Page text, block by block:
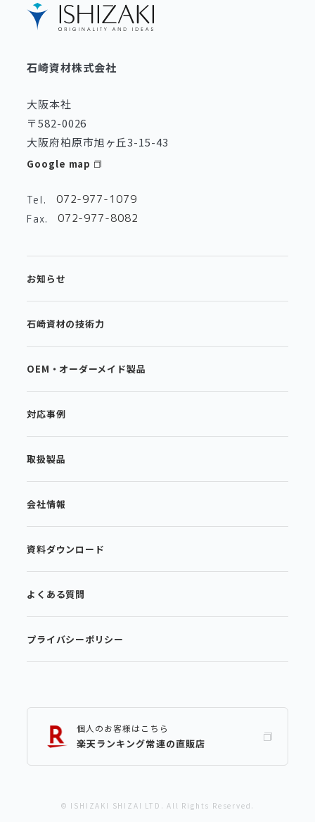
石崎資材株式会社
大阪本社
〒582-0026
大阪府柏原市旭ヶ丘3-15-43
Google map
Tel. 072-977-1079
Fax. 072-977-8082
お知らせ
石崎資材の技術力
OEM・オーダーメイド製品
対応事例
取扱製品
会社情報
資料ダウンロード
よくある質問
プライバシーポリシー
個人のお客様はこちら
楽天ランキング常連の直販店
© ISHIZAKI SHIZAI LTD. All Rights Reserved.